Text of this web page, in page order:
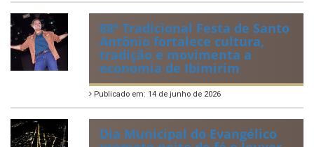
88ª Tradicional Festa de Santo
Antônio fortalece cultura,
tradição e movimenta a
economia de Ibimirim
Publicado em: 14 de junho de 2026
Dia Municipal do Evangélico